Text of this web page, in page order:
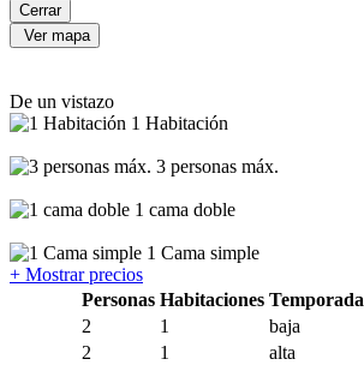
Cerrar
Ver mapa
De un vistazo
1 Habitación
3 personas máx.
1 cama doble
1 Cama simple
+ Mostrar precios
Personas Habitaciones Temporada
2
1 baja
2
1 alta